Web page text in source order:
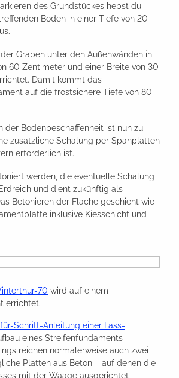
des Grundstückes hebst du
Boden in einer Tiefe von 20
Graben unter den Außenwänden in
60 Zentimeter und einer Breite von 30
Damit kommt das
auf die frostsichere Tiefe von 80
der Bodenbeschaffenheit ist nun zu
zusätzliche Schalung per Spanplatten
erforderlich ist.
werden, die eventuelle Schalung
und dient zukünftig als
Betonieren der Fläche geschieht wie
inklusive Kiesschicht und
70 wird auf einem
errichtet.
Schritt-Anleitung einer Fass-
eines Streifenfundaments
reichen normalerweise auch zwei
Platten aus Beton – auf denen die
mit der Waage ausgerichtet